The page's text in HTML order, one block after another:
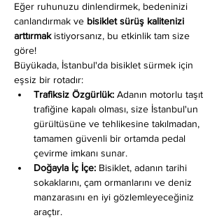
Eğer ruhunuzu dinlendirmek, bedeninizi
canlandırmak ve bisiklet sürüş kalitenizi
arttırmak istiyorsanız, bu etkinlik tam size
göre!
Büyükada, İstanbul'da bisiklet sürmek için
eşsiz bir rotadır:
Trafiksiz Özgürlük: Adanın motorlu taşıt
trafiğine kapalı olması, size İstanbul'un
gürültüsüne ve tehlikesine takılmadan,
tamamen güvenli bir ortamda pedal
çevirme imkanı sunar.
Doğayla İç İçe: Bisiklet, adanın tarihi
sokaklarını, çam ormanlarını ve deniz
manzarasını en iyi gözlemleyeceğiniz
araçtır.